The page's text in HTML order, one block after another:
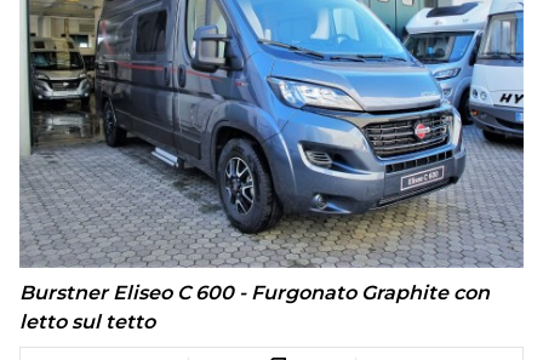
Burstner Eliseo C 600 - Furgonato Graphite con
letto sul tetto